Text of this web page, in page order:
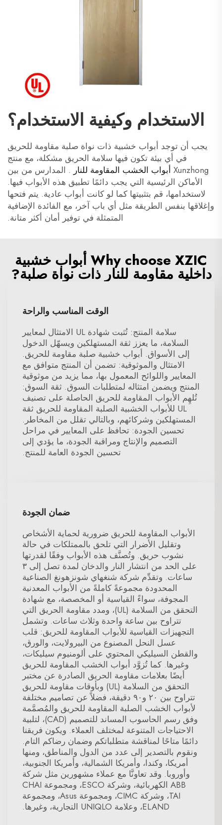
الاستخدام وكيفية الاستخدام؟
يجب أن توجد أبواب خشبية ذات نواة صلبة مقاومة للحريق
في أي بيئة تكون فيها سلامة الحريق مشكلة، مع منتج
Xunzhong أبواب الخشب المقاومة للنار . المدارس من بين
الأماكن الرئيسية التي يجب دائمًا تطبيق هذه الأبواب فيها.
لاستخدامها، قم بتثبيتها كما لو كانت أبواب عادية. يتم فتحها
وإغلاقها بنفس الطريقة مثل أي باب آخر، مع الفائدة الإضافية
المتمثلة في توفير أمان أكثر متانة.
Why choose XZIC أبواب خشبية
داخلية مقاومة للنار ذات نواة صلبة?
الوقت المناسب والراحة
سلامة المنتج: تُثبت شهادة UL الامتثال لمعايير
السلامة، ما يعزز ثقة المستهلكين ويسهّل الدخول
إلى الأسواق. أبواب خشبية صلبة مقاومة للحريق.
الامتثال والموثوقية: تضمن أن المنتج متوافق مع
المعايير واللوائح المعمول بها، مما يزيد من موثوقية
المنتج ويضمن امتثاله لمتطلبات السوق. ثقة السوق:
تُلهِم الأبواب المقاومة للحريق الحاصلة على تصنيف
UL للأبواب الخشبية الصلبة المقاومة للحريق ثقة
المستهلكين وشركائهم، وبالتالي تقلل من المخاطر.
تحسين الجودة: تحافظ على المعايير في مراحل
التصميم والإنتاج ومراقبة الجودة، ما يؤدي إلى
تحسين الجودة العامة للمنتج.
ضمان الجودة
الأبواب المقاومة للحريق ضرورية لحماية الأشخاص
وتقليل الأضرار التي تلحق بالممتلكات في حالة
نشوب حريق. وتُصنَّف هذه الأبواب وفقًا لقدرتها
على الحد من انتشار النار والدخان لمدة تصل إلى ٣
ساعات. وتقدِّم شركة شنغهاي شونزهونغ الصناعية
المحدودة مجموعةً كاملةً من الأبواب المعدنية
المجوفة، سواءً القياسية أو المخصصة، مع شهادة
التحقق من السلامة (UL)، ومدد مقاومة الحريق التي
تتراوح بين ساعة واحدة وثلاث ساعات. وتشمل
التجهيزات القياسية للأبواب المقاومة للحريق: قلب
عسل النحل المصنوع من البيرولايت، والورق،
والقطن السيليكي المحتوي على ألومنيوم سيليكات،
وغيرها. كما تُزوَّد أبواب الخشب المقاومة للحريق
أيضًا بعلامات مقاومة الحريق الصادرة عن مختبر
التحقق من السلامة (UL) وبأوقات مقاومة للحريق
تتراوح بين ٢٠ و٩٠ دقيقة، فضلاً عن تصاميم مختلفة
لأبواب الخشب الصلبة المقاومة للحريق والمُصمَّمة
وفق رسم الحاسوب المساند للتصميم (CAD)، لتلبية
الاحتياجات المتنوعة لمختلف العملاء. ويكون فريقنا
دائمًا متاحًا لمناقشة متطلباتكم وضمان رضاكم التام.
ونقوم بالتصدير إلى عدد من الدول والمناطق، ومنها
أمريكا، وكندا، وأمريكا الشمالية، وأمريكا الجنوبية،
وأوروبا. وقد تعاونَّا مع عملاء مشهورين مثل شركة
ABB الكهربائية، وشركة ESCO، ومجموعة CHAI
TAI، وشركة CIMC، ومجموعة Asus، ومجموعة
ELAND، وعلامة UNIQLO التجارية، وغيرها.